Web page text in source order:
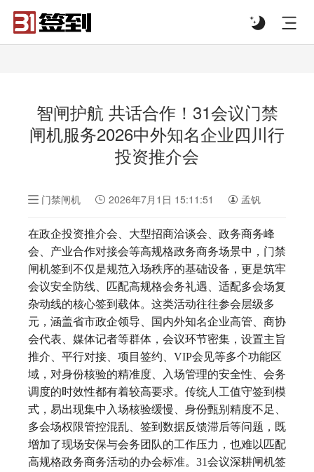
智闸护航 共话合作！31会议门禁
闸机服务2026中外知名企业四川行
投资推介会
门禁闸机 2026年7月1日 15:11:51 孟钒
在政企投资推介会、大型招商洽谈会、政务商务峰
会、产业合作对接会等高规格政务商务场景中，门禁
闸机签到不仅是规范入场秩序的基础设备，更是筑牢
会议安全防线、匹配高规格会务礼遇、适配多会场复
杂动线的核心签到载体。这类活动往往参会层级多
元，涵盖省市政企领导、国内外知名企业高管、商协
会代表、媒体记者等群体，会议环节密集，设置主旨
推介、平行对接、项目签约、VIP会见等多个功能区
域，对身份核验的精准度、入场管理的安全性、会务
调度的时效性都有着较高要求。传统人工值守签到模
式，易出现集中入场核验缓慢、身份甄别精度不足、
多会场权限管控混乱、签到数据反馈滞后等问题，既
增加了现场安保与会务团队的工作压力，也难以匹配
高规格政务商务活动的办会标准。31会议深耕闸机签